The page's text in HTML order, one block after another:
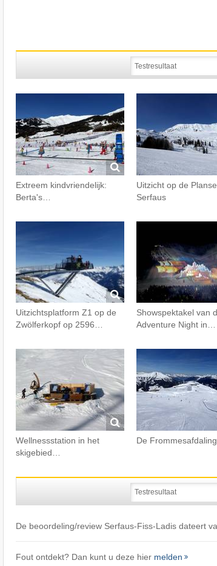
Extreem kindvriendelijk:
Berta's…
Uitzicht op de
Serfaus
Uitzichtsplatform Z1 op de
Zwölferkopf op 2596…
Showspektakel van
Adventure Night in…
Wellnessstation in het
skigebied…
De
De beoordeling/review Serfaus-Fiss-Ladis dateert
Fout ontdekt? Dan kunt u deze hier melden